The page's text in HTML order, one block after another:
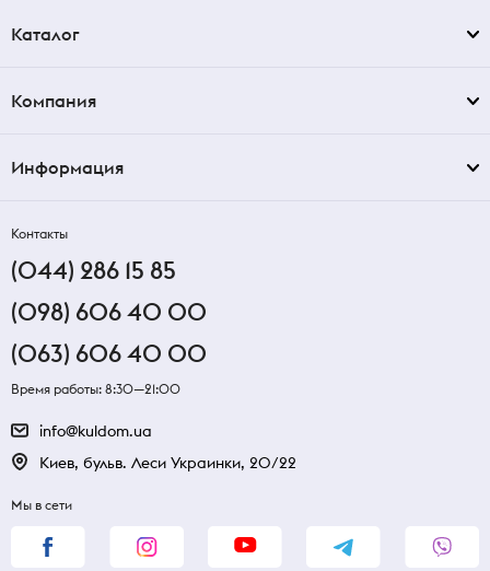
Каталог
Компания
Информация
Контакты
(044) 286 15 85
(098) 606 40 00
(063) 606 40 00
Время работы: 8:30—21:00
info@kuldom.ua
Киев, бульв. Леси Украинки, 20/22
Мы в сети